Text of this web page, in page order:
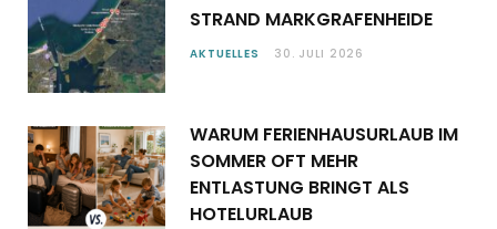
STRAND MARKGRAFENHEIDE
AKTUELLES 30. JULI 2026
WARUM FERIENHAUSURLAUB IM
SOMMER OFT MEHR
ENTLASTUNG BRINGT ALS
HOTELURLAUB